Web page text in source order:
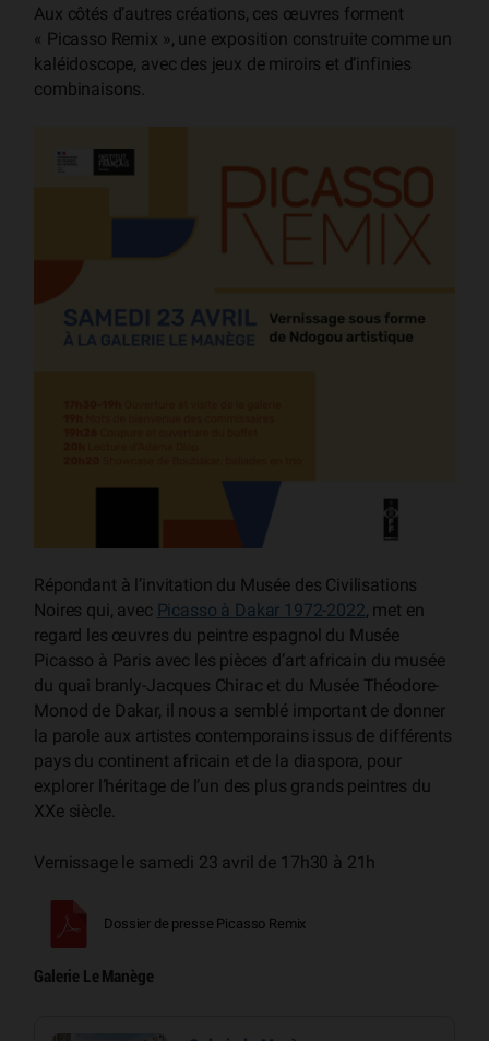
Aux côtés d’autres créations, ces œuvres forment
« Picasso Remix », une exposition construite comme un
kaléidoscope, avec des jeux de miroirs et d’infinies
combinaisons.
Répondant à l’invitation du Musée des Civilisations
Noires qui, avec Picasso à Dakar 1972-2022, met en
regard les œuvres du peintre espagnol du Musée
Picasso à Paris avec les pièces d’art africain du musée
du quai branly-Jacques Chirac et du Musée Théodore-
Monod de Dakar, il nous a semblé important de donner
la parole aux artistes contemporains issus de différents
pays du continent africain et de la diaspora, pour
explorer l’héritage de l’un des plus grands peintres du
XXe siècle.
Vernissage le samedi 23 avril de 17h30 à 21h
Dossier de presse Picasso Remix
Galerie Le Manège